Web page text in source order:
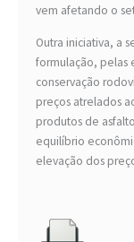
vem afetando o
Outra iniciativa, a
formulação, pelas
conservação
preços atrelados
produtos de
equilíbrio
elevação dos